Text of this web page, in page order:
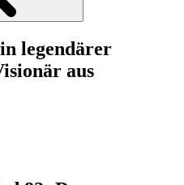
legendärer
aus